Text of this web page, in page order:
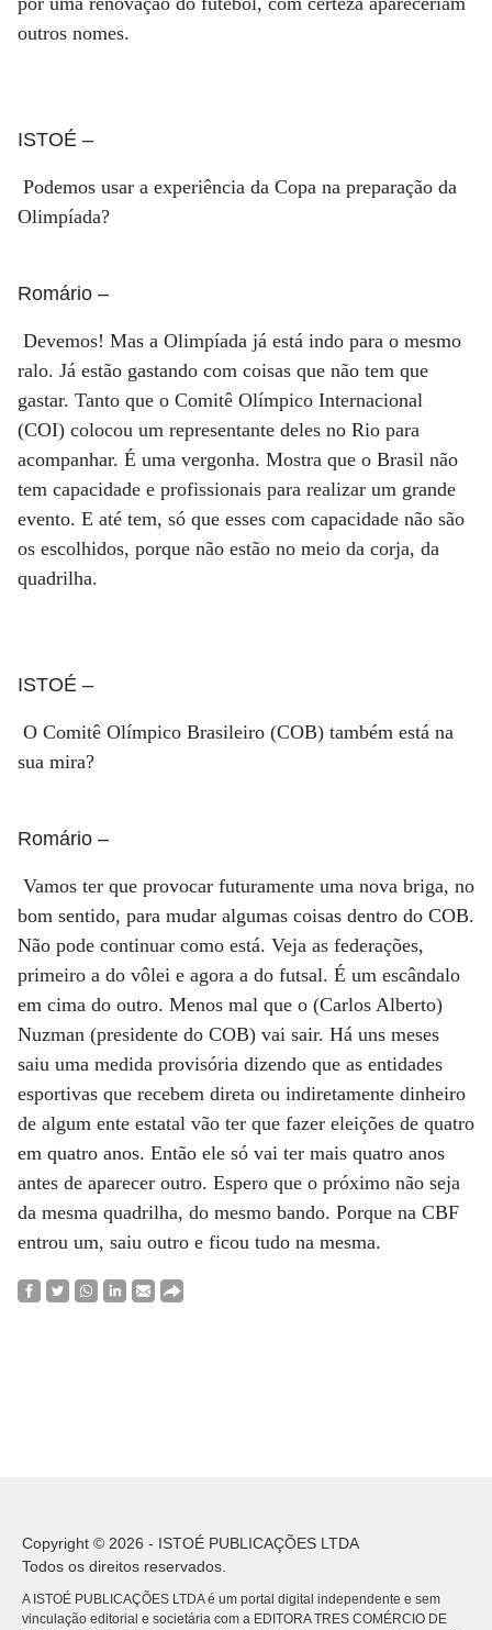
outros nomes.
ISTOÉ –
Podemos usar a experiência da Copa na preparação da
Olimpíada?
Romário –
Devemos! Mas a Olimpíada já está indo para o mesmo
ralo. Já estão gastando com coisas que não tem que
gastar. Tanto que o Comitê Olímpico Internacional
(COI) colocou um representante deles no Rio para
acompanhar. É uma vergonha. Mostra que o Brasil não
tem capacidade e profissionais para realizar um grande
evento. E até tem, só que esses com capacidade não são
os escolhidos, porque não estão no meio da corja, da
quadrilha.
ISTOÉ –
O Comitê Olímpico Brasileiro (COB) também está na
sua mira?
Romário –
Vamos ter que provocar futuramente uma nova briga, no
bom sentido, para mudar algumas coisas dentro do COB.
Não pode continuar como está. Veja as federações,
primeiro a do vôlei e agora a do futsal. É um escândalo
em cima do outro. Menos mal que o (Carlos Alberto)
Nuzman (presidente do COB) vai sair. Há uns meses
saiu uma medida provisória dizendo que as entidades
esportivas que recebem direta ou indiretamente dinheiro
de algum ente estatal vão ter que fazer eleições de quatro
em quatro anos. Então ele só vai ter mais quatro anos
antes de aparecer outro. Espero que o próximo não seja
da mesma quadrilha, do mesmo bando. Porque na CBF
entrou um, saiu outro e ficou tudo na mesma.
Copyright © 2026 - ISTOÉ PUBLICAÇÕES LTDA
Todos os direitos reservados.
A ISTOÉ PUBLICAÇÕES LTDA é um portal digital independente e sem
vinculação editorial e societária com a EDITORA TRES COMÉRCIO DE